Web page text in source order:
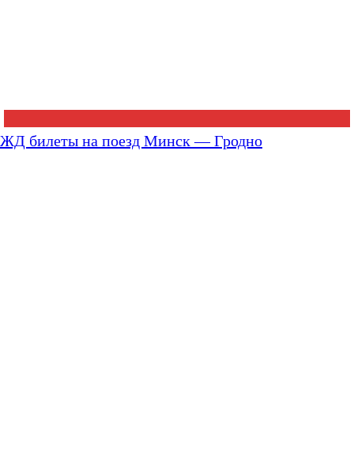
ЖД билеты на поезд Минск — Гродно